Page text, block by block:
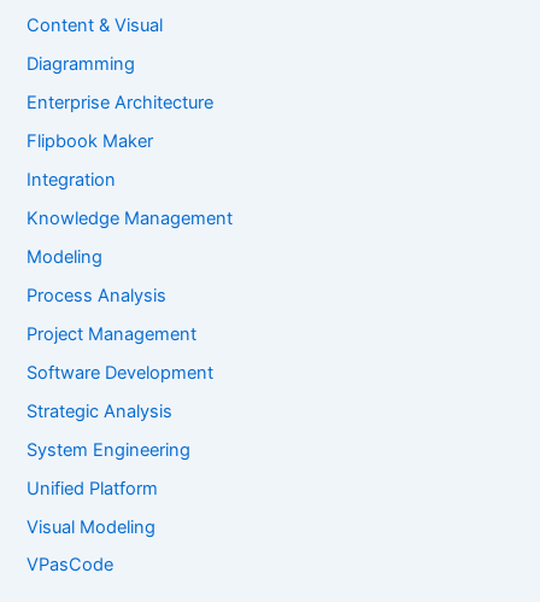
Content & Visual
Diagramming
Enterprise Architecture
Flipbook Maker
Integration
Knowledge Management
Modeling
Process Analysis
Project Management
Software Development
Strategic Analysis
System Engineering
Unified Platform
Visual Modeling
VPasCode